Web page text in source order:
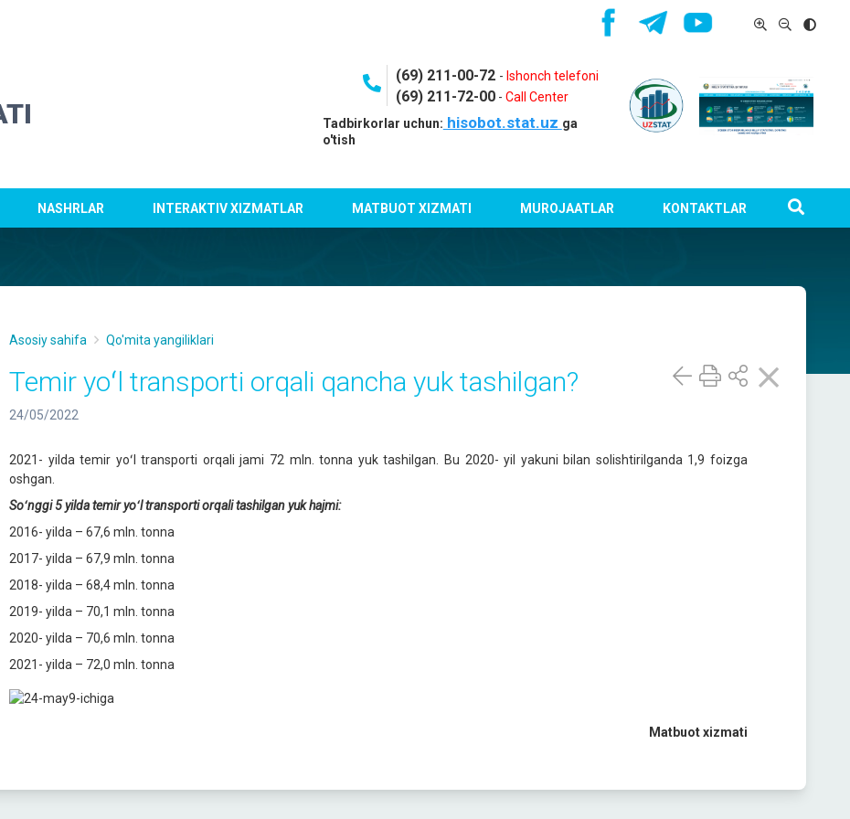
(69) 211-00-72 - Ishonch telefoni
(69) 211-72-00- Call Center
Tadbirkorlar uchun: hisobot.stat.uz ga
o'tish
NASHRLAR INTERAKTIV XIZMATLAR MATBUOT XIZMATI MUROJAATLAR KONTAKTLAR
Asosiy sahifa Qo'mita yangiliklari
Temir yoʻl transporti orqali qancha yuk tashilgan?
24/05/2022
2021- yilda temir yoʻl transporti orqali jami 72 mln. tonna yuk tashilgan. Bu 2020- yil yakuni bilan solishtirilganda 1,9 foizga
oshgan.
Soʻnggi 5 yilda temir yoʻl transporti orqali tashilgan yuk hajmi:
2016- yilda – 67,6 mln. tonna
2017- yilda – 67,9 mln. tonna
2018- yilda – 68,4 mln. tonna
2019- yilda – 70,1 mln. tonna
2020- yilda – 70,6 mln. tonna
2021- yilda – 72,0 mln. tonna
Matbuot xizmati